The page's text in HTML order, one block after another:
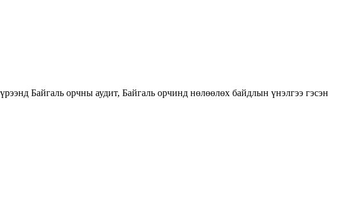
Байгаль орчны аудит, Байгаль орчинд нөлөөлөх байдлын үнэлгээ гэсэн